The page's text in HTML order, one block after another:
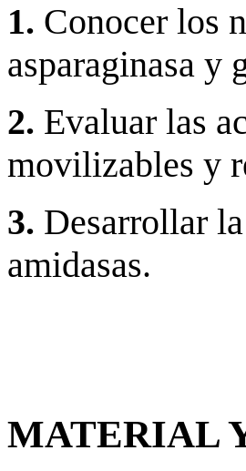
1. Conocer los
asparaginasa y
2. Evaluar las
movilizables y
3. Desarrollar la
amidasas.
MATERIAL